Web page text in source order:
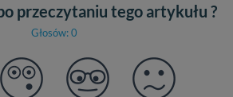
przeczytaniu tego artykułu ?
Głosów: 0